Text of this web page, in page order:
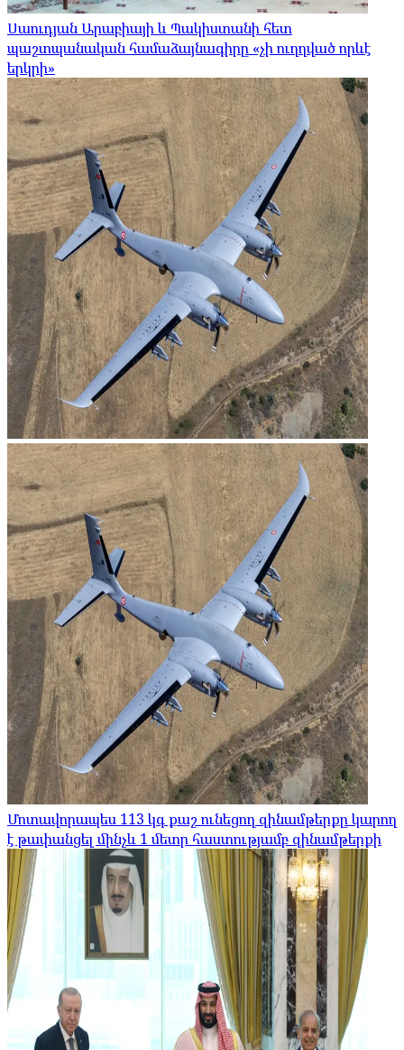
Սաուդյան Արաբիայի և Պակիստանի հետ
պաշտպանական համաձայնագիրը «չի ուղղված որևէ
երկրի»
Մոտավորապես 113 կգ քաշ ունեցող զինամթերքը կարող
է թափանցել մինչև 1 մետր հաստությամբ զինամթերքի